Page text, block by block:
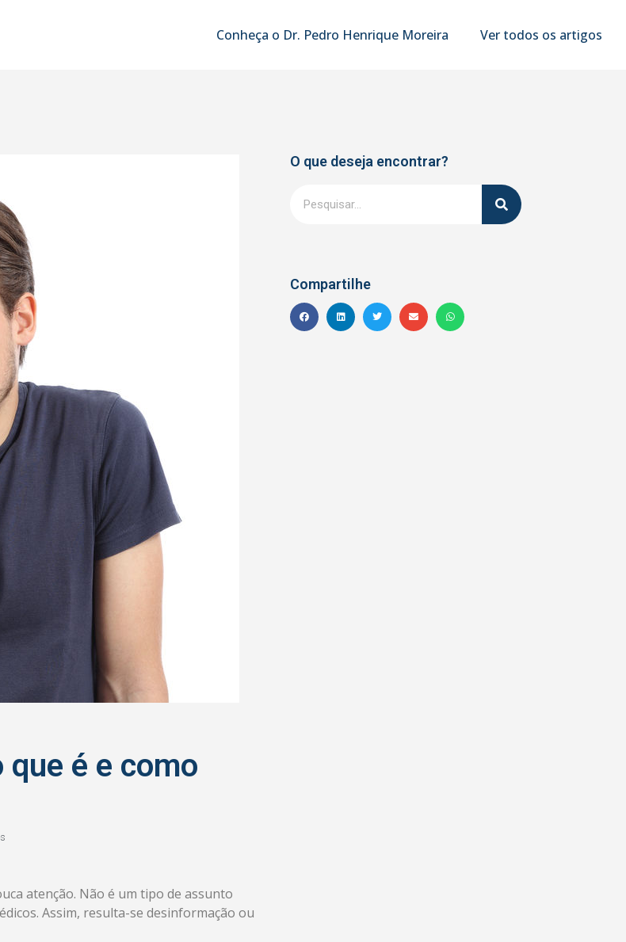
Conheça o Dr. Pedro Henrique Moreira Ver todos os artigos
é e como
atenção. Não é um tipo de assunto
Assim, resulta-se desinformação ou
O que deseja encontrar?
Compartilhe